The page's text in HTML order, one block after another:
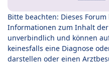
Bitte beachten: Dieses
Informationen zum Inhalt
unverbindlich und können
keinesfalls eine Diagnose
darstellen oder einen